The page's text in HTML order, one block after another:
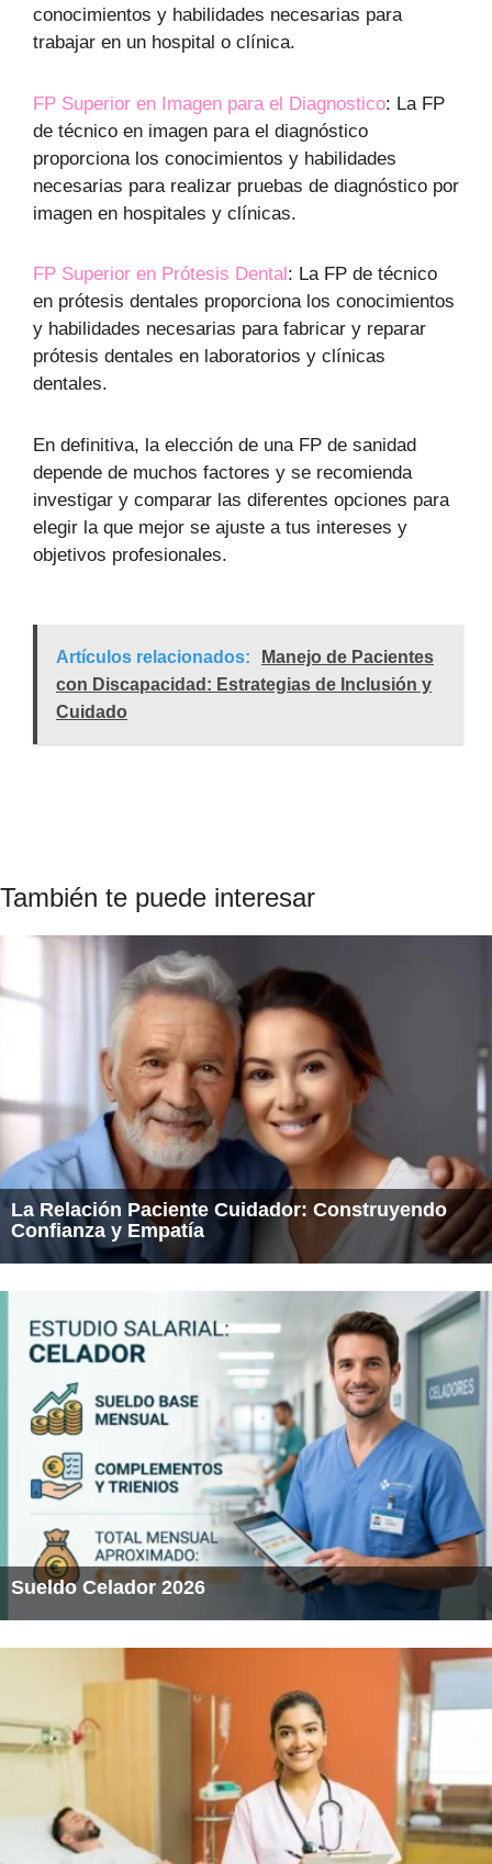
conocimientos y habilidades necesarias para
trabajar en un hospital o clínica.
FP Superior en Imagen para el Diagnostico: La FP
de técnico en imagen para el diagnóstico
proporciona los conocimientos y habilidades
necesarias para realizar pruebas de diagnóstico por
imagen en hospitales y clínicas.
FP Superior en Prótesis Dental : La FP de técnico
en prótesis dentales proporciona los conocimientos
y habilidades necesarias para fabricar y reparar
prótesis dentales en laboratorios y clínicas
dentales.
En definitiva, la elección de una FP de sanidad
depende de muchos factores y se recomienda
investigar y comparar las diferentes opciones para
elegir la que mejor se ajuste a tus intereses y
objetivos profesionales.
Artículos relacionados:
Manejo de Pacientes
con Discapacidad: Estrategias de Inclusión y
Cuidado
También te puede interesar
La Relación Paciente Cuidador: Construyendo
Confianza y Empatía
Sueldo Celador 2026